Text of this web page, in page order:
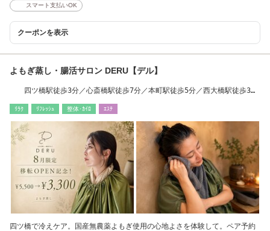
スマート支払いOK
クーポンを表示
よもぎ蒸し・腸活サロン DERU【デル】
四ツ橋駅徒歩3分／心斎橋駅徒歩7分／本町駅徒歩5分／西大橋駅徒歩3分
ﾘﾗｸ ﾘﾌﾚｯｼｭ 整体･ｶｲﾛ ｴｽﾃ
四ツ橋で冷えケア。国産無農薬よもぎ使用の心地よさを体験して。ペア予約